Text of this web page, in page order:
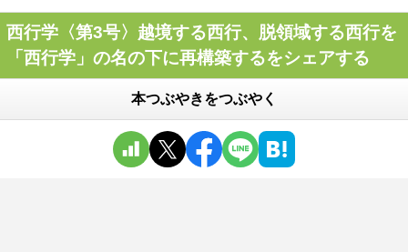
西行学〈第3号〉越境する西行、脱領域する西行を
「西行学」の名の下に再構築するをシェアする
本つぶやきをつぶやく